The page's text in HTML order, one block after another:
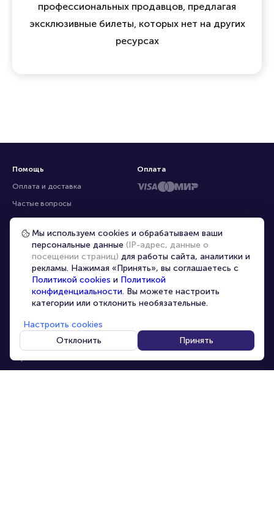
профессиональных продавцов, предлагая
эксклюзивные билеты, которых нет на других
ресурсах
Помощь
Оплата и доставка
Частые вопросы
Перепродажа билетов
Организаторам
Корпоративным клиентам
VIP-билеты
Условия использования
Персональные данные
О компании
Карта сайта
info@portalbilet.ru
С 10:00 до 21:00,
Оплата
Мы используем cookies и обрабатываем ваши
персональные данные (IP-адрес, данные о
посещении страниц) для работы сайта, аналитики и
рекламы. Нажимая «Принять», вы соглашаетесь с
Политикой cookies и Политикой
конфиденциальности. Вы можете настроить
категории или отклонить необязательные.
Настроить cookies
Отклонить
Принять